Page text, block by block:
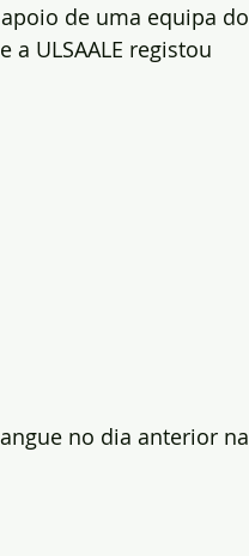
de uma equipa do
ULSAALE registou
no dia anterior na